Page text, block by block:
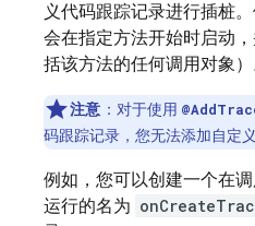
义代码跟踪记录进行插桩
会在指定方法开始时启动
括该方法的任何调用对象）
注意 ：对于使用
码跟踪记录，您无法添加自定
例如，您可以创建一个在
运行的名为